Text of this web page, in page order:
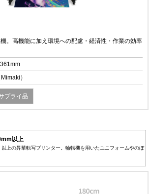
。高機能に加え環境への配慮・経済性・作業の効率
）
プライ品
以上
上の昇華転写プリンター。輪転機を用いたユニフォームやのぼ